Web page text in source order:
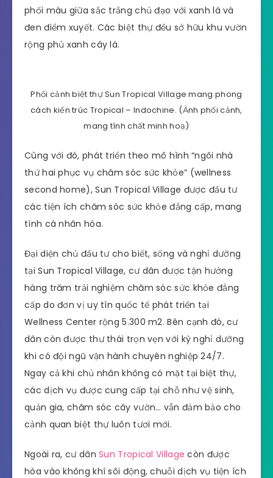
phối màu giữa sắc trắng chủ đạo với xanh lá và
đen điểm xuyết. Các biệt thự đều sở hữu khu vườn
rộng phủ xanh cây lá.
Phối cảnh biệt thự Sun Tropical Village mang phong
cách kiến trúc Tropical – Indochine. (Ảnh phối cảnh,
mang tính chất minh hoạ)
Cùng với đó, phát triển theo mô hình “ngôi nhà
thứ hai phục vụ chăm sóc sức khỏe” (wellness
second home), Sun Tropical Village được đầu tư
các tiện ích chăm sóc sức khỏe đẳng cấp, mang
tính cá nhân hóa.
Đại diện chủ đầu tư cho biết, sống và nghỉ dưỡng
tại Sun Tropical Village, cư dân được tận hưởng
hàng trăm trải nghiệm chăm sóc sức khỏe đẳng
cấp do đơn vị uy tín quốc tế phát triển tại
Wellness Center rộng 5.300 m2. Bên cạnh đó, cư
dân còn được thư thái trọn vẹn với kỳ nghỉ dưỡng
khi có đội ngũ vận hành chuyên nghiệp 24/7.
Ngay cả khi chủ nhân không có mặt tại biệt thự,
các dịch vụ được cung cấp tại chỗ như vệ sinh,
quản gia, chăm sóc cây vườn… vẫn đảm bảo cho
cảnh quan biệt thự luôn tươi mới.
Ngoài ra, cư dânSun Tropical Village còn được
hòa vào không khí sôi động, chuỗi dịch vụ tiện ích